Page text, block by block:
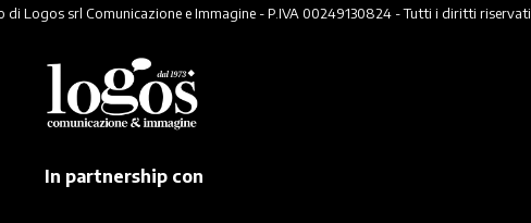
Logos srl Comunicazione e Immagine - P.IVA 00249130824 - Tutti i diritti riservati.
In partnership con